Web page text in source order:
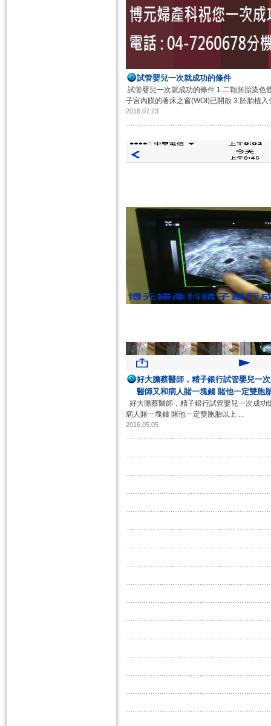
​試管嬰兒一次就成功的條件
試管嬰兒一次就成功的條件 1.二顆胚胎染色
子宮內膜的著床之窗(WOI)已開啟 3.胚胎植入
2016.07.23
好大膽蔡醫師，精子銀行試管嬰兒一
醫師又和病人賭一塊錢 賭他一定雙胞
好大膽蔡醫師，精子銀行試管嬰兒一次成
病人賭一塊錢 賭他一定雙胞胎以上 ...
2016.05.05